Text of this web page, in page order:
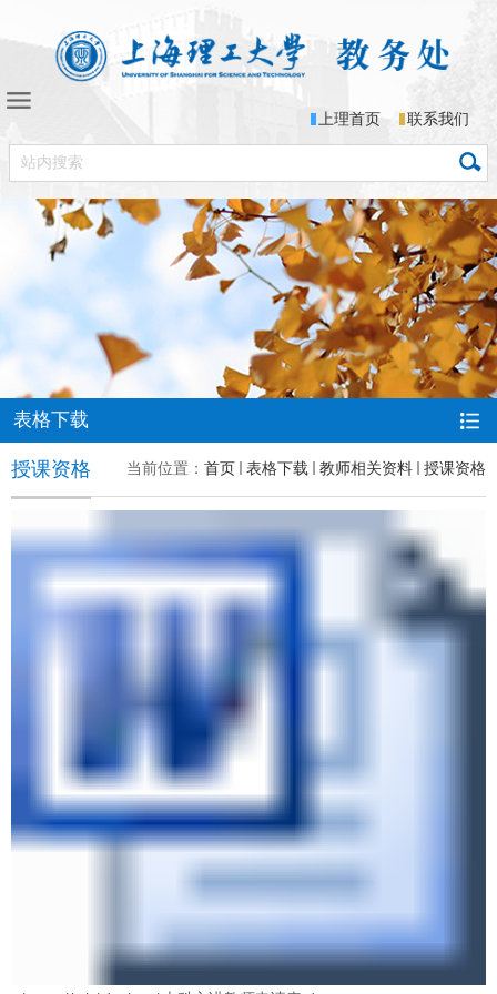
上理首页 联系我们
表格下载
当前位置： 首页 表格下载 教师相关资料 授课资格
授课资格